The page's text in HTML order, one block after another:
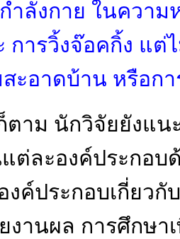
ำลังกาย ในควา
การวิ้งจ๊อคกิ้ง แต่
ะอาดบ้าน หรือก
ตาม นักวิจัยยังแ
ต่ละองค์ประกอบ
งค์ประกอบเกี่ยว
งานผล การศึกษา